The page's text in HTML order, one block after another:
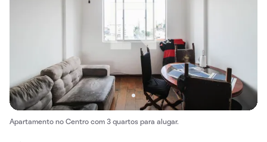
Apartamento no Centro com 3 quartos para alugar.